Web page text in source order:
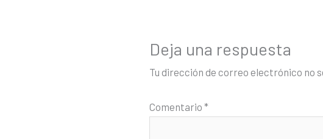
Deja una respuesta
Tu dirección de correo electrónico no
Comentario *